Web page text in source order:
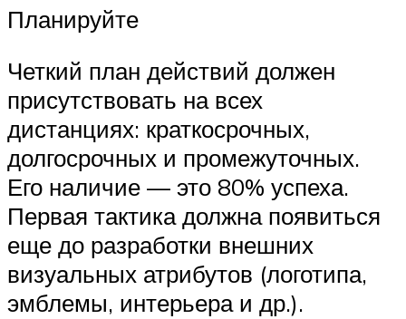
Планируйте
Четкий план действий должен
присутствовать на всех
дистанциях: краткосрочных,
долгосрочных и промежуточных.
Его наличие — это 80% успеха.
Первая тактика должна появиться
еще до разработки внешних
визуальных атрибутов (логотипа,
эмблемы, интерьера и др.).